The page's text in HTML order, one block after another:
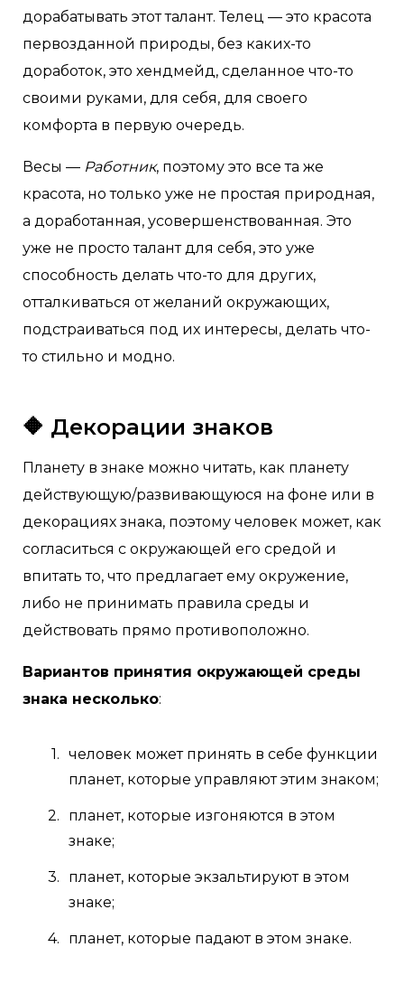
дорабатывать этот талант. Телец — это красота
первозданной природы, без каких-то
доработок, это хендмейд, сделанное что-то
своими руками, для себя, для своего
комфорта в первую очередь.
Весы — Работник, поэтому это все та же
красота, но только уже не простая природная,
а доработанная, усовершенствованная. Это
уже не просто талант для себя, это уже
способность делать что-то для других,
отталкиваться от желаний окружающих,
подстраиваться под их интересы, делать что-
то стильно и модно.
🔶 Декорации знаков
Планету в знаке можно читать, как планету
действующую/развивающуюся на фоне или в
декорациях знака, поэтому человек может, как
согласиться с окружающей его средой и
впитать то, что предлагает ему окружение,
либо не принимать правила среды и
действовать прямо противоположно.
Вариантов принятия окружающей среды
знака несколько:
человек может принять в себе функции
планет, которые управляют этим знаком;
планет, которые изгоняются в этом
знаке;
планет, которые экзальтируют в этом
знаке;
планет, которые падают в этом знаке.